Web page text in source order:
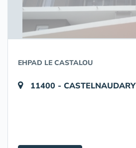
EHPAD LE CASTALOU
11400 - CASTELNAUDARY